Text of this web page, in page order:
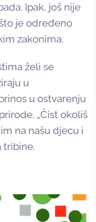
Ipak, još nije
je određeno
zakonima.
želi se
u
u ostvarenju
„Čist okoliš
na našu djecu i
tribine.